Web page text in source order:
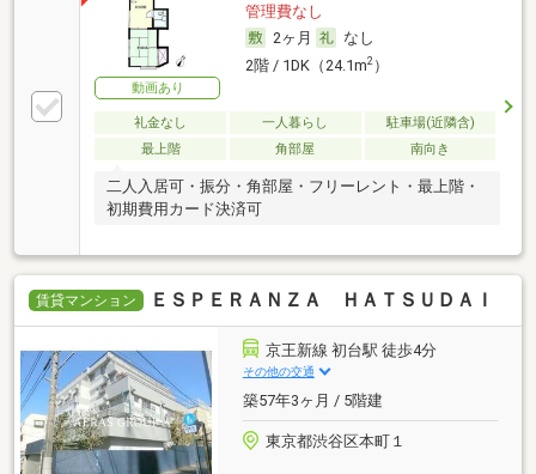
動画あり
管理費なし
2ヶ月
なし
2階 / 1DK（24.1m2）
礼金なし 一人暮らし
駐車場(近隣含)
最上階
角部屋 南向き
二人入居可・振分・角部屋・フリーレント・最上階・
初期費用カード決済可
賃貸マンション ＥＳＰＥＲＡＮＺＡ ＨＡＴＳＵＤＡＩ
京王新線 初台駅 徒歩4分
その他の交通
築57年3ヶ月 / 5階建
東京都渋谷区本町１